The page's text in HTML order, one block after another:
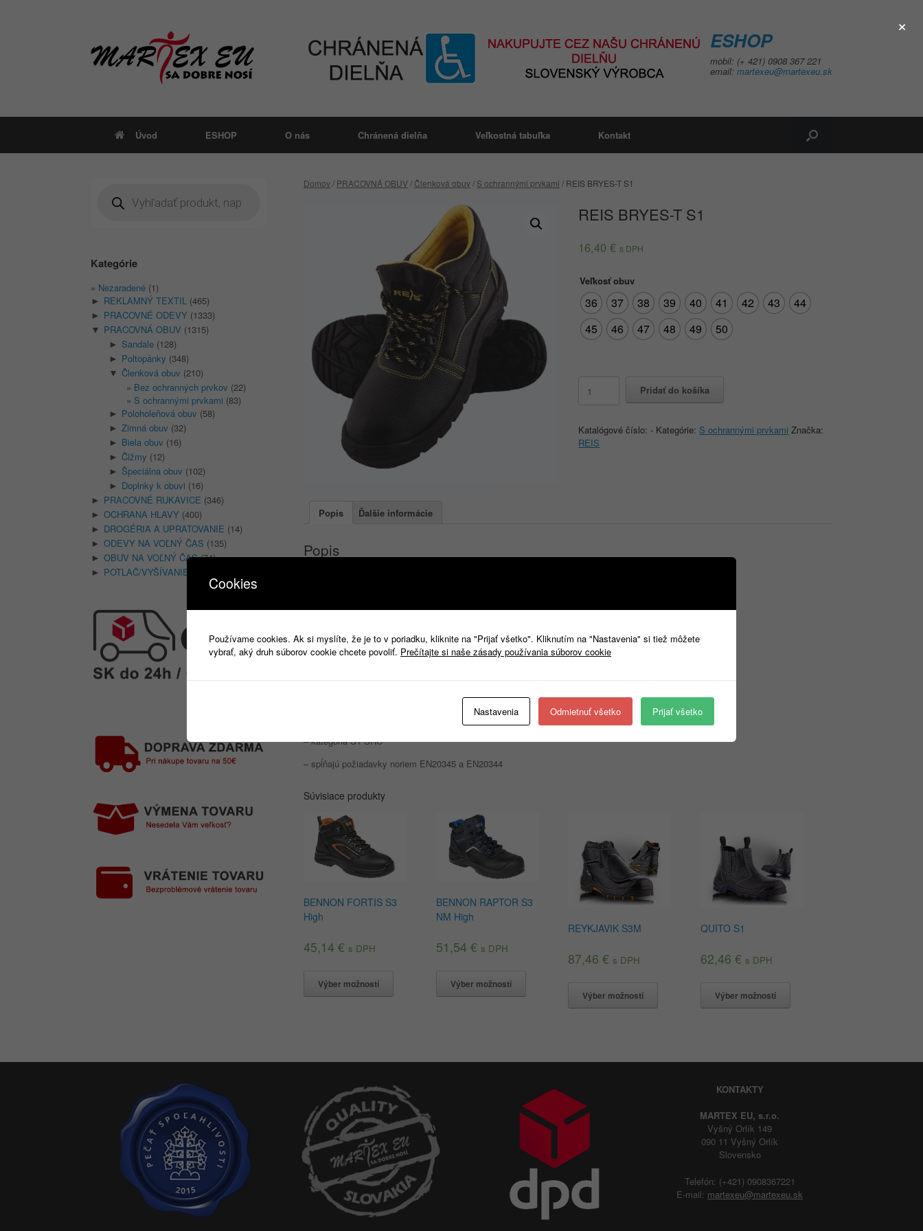
ESHOP
mobil: (+ 421) 0908 367 221
email: martexeu@martexeu.sk
Úvod ESHOP O nás Chránená dielňa Veľkostná tabuľka Kontakt
Domov/ PRACOVNÁ OBUV/ Členková obuv/ S ochrannými prvkami / REIS BRYES-T S1
REIS BRYES-T S1
16,40€ s DPH
Veľkosť obuv
36 37 38 39 40 41 42 43
44
45
46 47 48 49 50
REIS
S1
Pridať do košíka
Katalógové číslo:- Kategórie: S ochrannými prvkami Značka:
REIS
Popis Ďalšie informácie
Popis
– čipkovaný
– oceľová špička odolná voči nárazom s energiou 200 J a drvením do 15 kN
– kategória S1 SRC
– spĺňajú požiadavky noriem EN20345 a EN20344
Súvisiace produkty
BENNON FORTIS S3
High
45,14€ s DPH
Výber možností
BENNON RAPTOR S3
NM High
51,54 € s DPH
Výber možností
REYKJAVIK S3M
87,46€ s DPH
Výber možností
QUITO S1
62,46 € s DPH
Výber možností
search
Kategórie
Nezaradené (1)
► REKLAMNÝ TEXTIL (465)
► PRACOVNÉ ODEVY (1333)
▼ PRACOVNÁ OBUV (1315)
► Sandale (128)
► Poltopánky (348)
▼ Členková obuv (210)
Bez ochranných prvkov (22)
S ochrannými prvkami (83)
► Poloholeňová obuv (58)
► Zimná obuv (32)
► Biela obuv (16)
► Čižmy (12)
► Špeciálna obuv (102)
► Doplnky k obuvi (16)
► PRACOVNÉ RUKAVICE (346)
► OCHRANA HLAVY (400)
► DROGÉRIA A UPRATOVANIE (14)
► ODEVY NA VOĽNÝ ČAS (135)
► OBUV NA VOĽNÝ ČAS(74)
► POTLAČ/VYŠÍVANIE
KONTAKTY
MARTEX EU, s.r.o.
Vyšný Orlík 149
090 11 Vyšný Orlík
Slovensko
Telefón: (+421) 0908367221
E-mail: martexeu@martexeu.sk
×
Cookies
Používame cookies. Ak si myslíte, že je to v poriadku, kliknite na "Prijať všetko". Kliknutím na "Nastavenia" si tiež môžete
vybrať, aký druh súborov cookie chcete povoliť. Prečítajte si naše zásady používania súborov cookie
Nastavenia Odmietnuť všetko Prijať všetko